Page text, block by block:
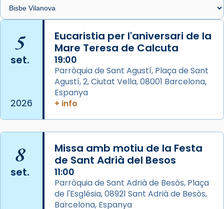
Memòria de les santes Juliana i
Semproniana, verges i màrtirs.
Acompanyant la història de sant Cugat, a
partir de l’Edat Mitjana sorgeix la tradició
que les santes Juliana (“relatiu a Júlia”) i
Semproniana (“relatiu a Semprònia =
eterna”) són deixebles seves. I l’any 1667, el
frare Joan Gaspar Roig, afirma en una obra
que les santes són filles de l’antiga Iluro.
Mataró en reivindicarà les relíquies fins que
les aconseguirà el 1772. L’ofici que es canta
a la “Missa de les Santes” (“Missa de
Glòria”) fou composta el 1848 per Mn.
Manuel Blanch, amb aire d’òpera
italianitzant; s’interpreta per privilegi
5
set.
2026
Eucaristia per l'aniversari de la
Mare Teresa de Calcuta
19:00
Parròquia de Sant Agustí, Plaça de Sant
Agustí, 2, Ciutat Vella, 08001 Barcelona,
Espanya
+ info
8
set.
Missa amb motiu de la Festa
de Sant Adrià del Besos
11:00
Parròquia de Sant Adrià de Besòs, Plaça
de l'Església, 08921 Sant Adrià de Besòs,
Barcelona, Espanya